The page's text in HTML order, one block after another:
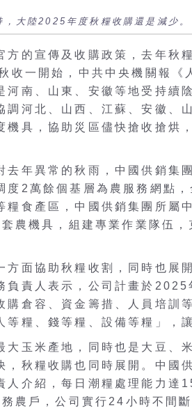
，大陸2025年度秋糧收購還是減少。
方的宣傳及收購政策，去年秋
收一開始，中共中央機關報《
河南、山東、安徽等地受持續
調河北、山西、江蘇、安徽、
機具，協助災區儘快搶收搶烘
去年異常的秋雨，中國供銷集
度2萬餘個基層為農服務網點，
糧食產區，中國供銷集團所屬
農機具，組建專業作業隊伍，
方面協助秋糧收割，同時也展
負責人表示，公司計畫於
購倉容、資金籌措、人員培訓
等糧、錢等糧、設備等糧」，
大玉米產地，同時也是大豆、
，秋糧收購也同時展開。中國
人介紹，每日潮糧處理能力達
農戶，公司實行24小時不間